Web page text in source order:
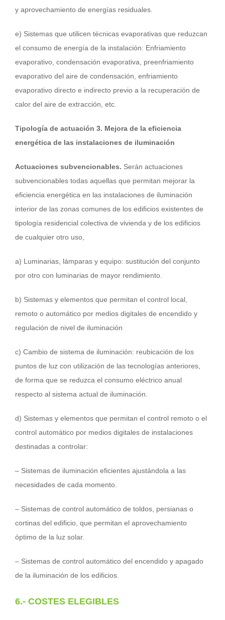
y aprovechamiento de energías residuales.
e) Sistemas que utilicen técnicas evaporativas que reduzcan
el consumo de energía de la instalación: Enfriamiento
evaporativo, condensación evaporativa, preenfriamiento
evaporativo del aire de condensación, enfriamiento
evaporativo directo e indirecto previo a la recuperación de
calor del aire de extracción, etc.
Tipología de actuación 3. Mejora de la eficiencia
energética de las instalaciones de iluminación
Actuaciones subvencionables. Serán actuaciones
subvencionables todas aquellas que permitan mejorar la
eficiencia energética en las instalaciones de iluminación
interior de las zonas comunes de los edificios existentes de
tipología residencial colectiva de vivienda y de los edificios
de cualquier otro uso,
a) Luminarias, lámparas y equipo: sustitución del conjunto
por otro con luminarias de mayor rendimiento.
b) Sistemas y elementos que permitan el control local,
remoto o automático por medios digitales de encendido y
regulación de nivel de iluminación
c) Cambio de sistema de iluminación: reubicación de los
puntos de luz con utilización de las tecnologías anteriores,
de forma que se reduzca el consumo eléctrico anual
respecto al sistema actual de iluminación.
d) Sistemas y elementos que permitan el control remoto o el
control automático por medios digitales de instalaciones
destinadas a controlar:
– Sistemas de iluminación eficientes ajustándola a las
necesidades de cada momento.
– Sistemas de control automático de toldos, persianas o
cortinas del edificio, que permitan el aprovechamiento
óptimo de la luz solar.
– Sistemas de control automático del encendido y apagado
de la iluminación de los edificios.
6.- COSTES ELEGIBLES